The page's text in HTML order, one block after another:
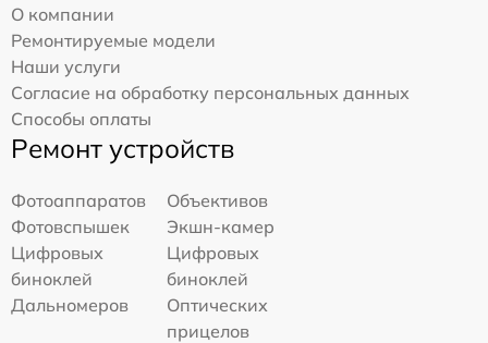
О компании
Ремонтируемые модели
Наши услуги
Согласие на обработку персональных данных
Способы оплаты
Ремонт устройств
Фотоаппаратов
Объективов
Фотовспышек
Экшн-камер
Цифровых
биноклей
Цифровых
биноклей
Дальномеров
Оптических
прицелов